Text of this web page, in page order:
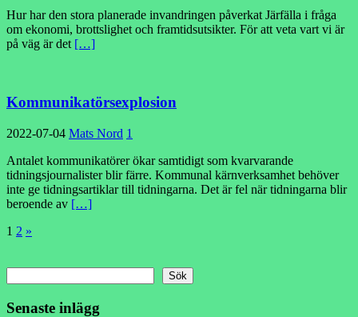
Hur har den stora planerade invandringen påverkat Järfälla i fråga
om ekonomi, brottslighet och framtidsutsikter. För att veta vart vi är
på väg är det […]
Kommunikatörsexplosion
2022-07-04 Mats Nord 1
Antalet kommunikatörer ökar samtidigt som kvarvarande
tidningsjournalister blir färre. Kommunal kärnverksamhet behöver
inte ge tidningsartiklar till tidningarna. Det är fel när tidningarna blir
beroende av […]
Sidnumrering
1 2 »
Sök
Senaste inlägg